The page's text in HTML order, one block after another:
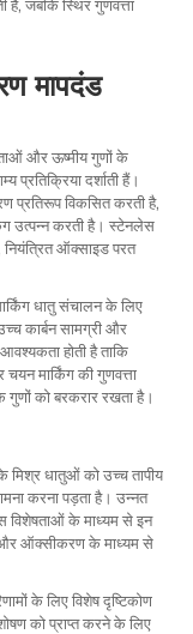
है, जबकि स्थिर गुणवत्ता
मापदंड
और ऊष्मीय गुणों के
दर्शाती हैं।
प्रतिरूप विकसित करती है,
उत्पन्न करती है। स्टेनलेस
नियंत्रित ऑक्साइड परत
धातु संचालन के लिए
कार्बन सामग्री और
होती है ताकि
मार्किंग की गुणवत्ता
गुणों को बरकरार रखता है।
मिश्र धातुओं को उच्च तापीय
करना पड़ता है। उन्नत
विशेषताओं के माध्यम से इन
और ऑक्सीकरण के माध्यम से
के लिए विशेष दृष्टिकोण
को प्राप्त करने के लिए